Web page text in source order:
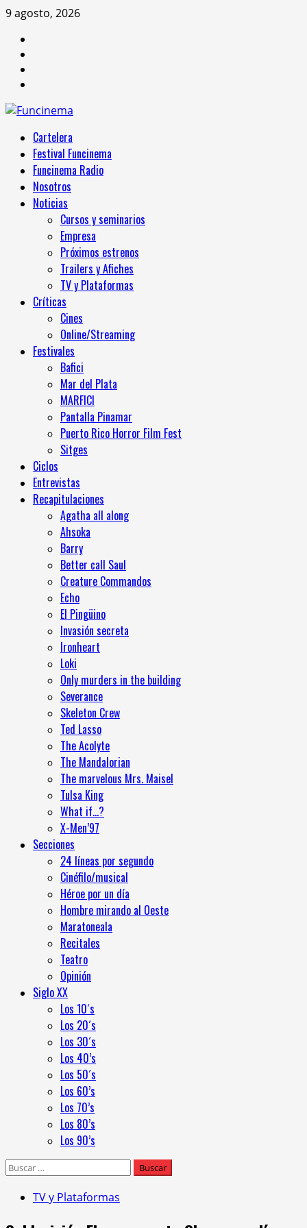
Saltar
contenido
9 agosto, 2026
Menú
principal
Cartelera
Festival Funcinema
Funcinema Radio
Nosotros
Noticias
Cursos y seminarios
Empresa
Próximos estrenos
Trailers y Afiches
TV y Plataformas
Críticas
Cines
Online/Streaming
Festivales
Bafici
Mar del Plata
MARFICI
Pantalla Pinamar
Puerto Rico Horror Film Fest
Sitges
Ciclos
Entrevistas
Recapitulaciones
Agatha all along
Ahsoka
Barry
Better call Saul
Creature Commandos
Echo
El Pingüino
Invasión secreta
Ironheart
Loki
Only murders in the building
Severance
Skeleton Crew
Ted Lasso
The Acolyte
The Mandalorian
The marvelous Mrs. Maisel
Tulsa King
What if…?
X-Men’97
Secciones
24 líneas por segundo
Cinéfilo/musical
Héroe por un día
Hombre mirando al Oeste
Maratoneala
Recitales
Teatro
Opinión
Siglo XX
Los 10´s
Los 20´s
Los 30´s
Los 40’s
Los 50´s
Los 60’s
Los 70’s
Los 80’s
Los 90’s
Buscar:
TV y Plataformas